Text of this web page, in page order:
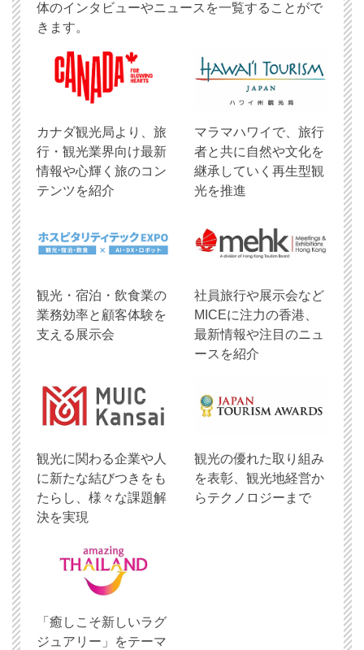
体のインタビューやニュースを一覧することがで
きます。
​カナダ観光局より、旅
行・観光業界向け最新
情報や心輝く旅のコン
テンツを紹介
マラマハワイで、旅行
者と共に自然や文化を
継承していく再生型観
光を推進
観光・宿泊・飲食業の
業務効率と顧客体験を
支える展示会
社員旅行や展示会など
MICEに注力の香港、
最新情報や注目のニュ
ースを紹介
観光に関わる企業や人
に新たな結びつきをも
たらし、様々な課題解
決を実現
観光の優れた取り組み
を表彰、観光地経営か
らテクノロジーまで
「癒しこそ新しいラグ
ジュアリー」をテーマ